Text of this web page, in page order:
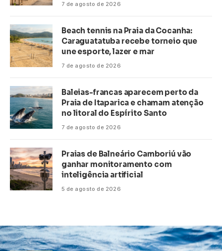
7 de agosto de 2026
Beach tennis na Praia da Cocanha:
Caraguatatuba recebe torneio que
une esporte, lazer e mar
7 de agosto de 2026
Baleias-francas aparecem perto da
Praia de Itaparica e chamam atenção
no litoral do Espírito Santo
7 de agosto de 2026
Praias de Balneário Camboriú vão
ganhar monitoramento com
inteligência artificial
5 de agosto de 2026